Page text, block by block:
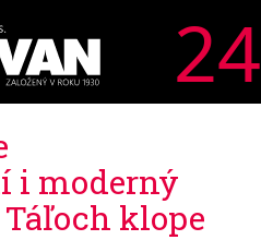
24
i moderný
klope